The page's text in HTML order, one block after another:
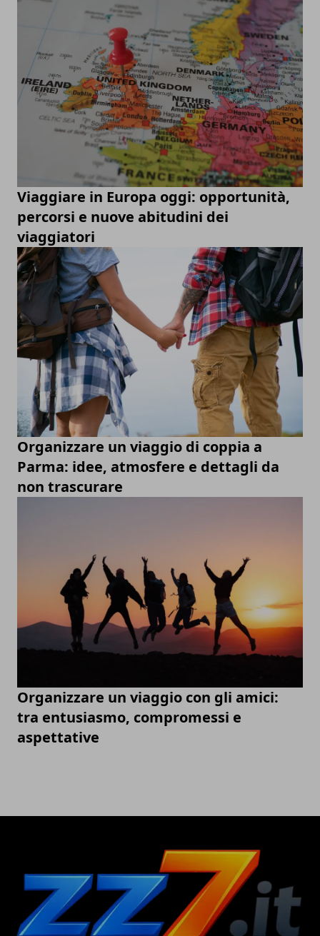
Viaggiare in Europa oggi: opportunità,
percorsi e nuove abitudini dei
viaggiatori
Organizzare un viaggio di coppia a
Parma: idee, atmosfere e dettagli da
non trascurare
Organizzare un viaggio con gli amici:
tra entusiasmo, compromessi e
aspettative